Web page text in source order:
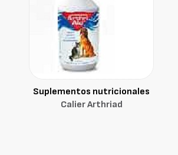
Suplementos nutricionales
Calier Arthriad